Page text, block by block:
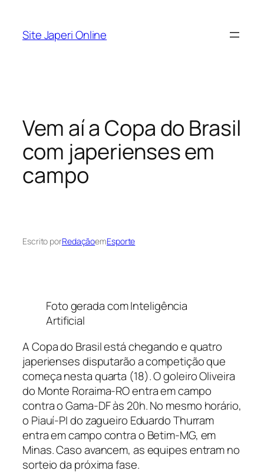
Site Japeri Online
Vem aí a Copa do Brasil
com japerienses em
campo
Escrito porRedaçãoemEsporte
Foto gerada com Inteligência
Artificial
A Copa do Brasil está chegando e quatro
japerienses disputarão a competição que
começa nesta quarta (18). O goleiro Oliveira
do Monte Roraima-RO entra em campo
contra o Gama-DF às 20h. No mesmo horário,
o Piauí-PI do zagueiro Eduardo Thurram
entra em campo contra o Betim-MG, em
Minas. Caso avancem, as equipes entram no
sorteio da próxima fase.